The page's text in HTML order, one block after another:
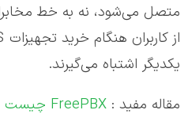
متصل می‌شود، نه به خط
یکدیگر اشتباه می‌گیرند.
مقاله مفید : FreePBX چیست